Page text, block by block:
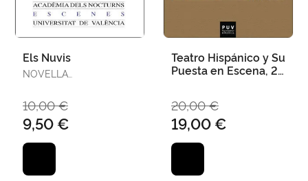
Els Nuvis
NOVELLA
10,00 €
9,50 €
Teatro Hispánico y Su
Puesta en Escena, 2A
20,00 €
19,00 €